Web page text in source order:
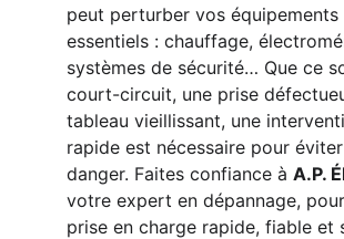
peut perturber vos équipements
essentiels : chauffage,
systèmes de sécurité… Que ce
court-circuit, une prise
tableau vieillissant, une
rapide est nécessaire pour
danger. Faites confiance à A.P.
votre expert en dépannage,
prise en charge rapide, fiable et